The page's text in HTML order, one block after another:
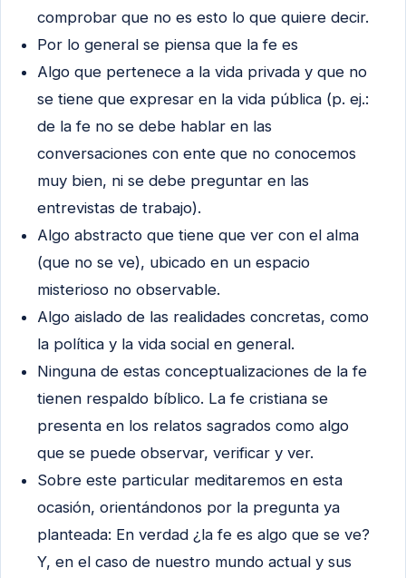
comprobar que no es esto lo que quiere decir.
Por lo general se piensa que la fe es
Algo que pertenece a la vida privada y que no
se tiene que expresar en la vida pública (p. ej.:
de la fe no se debe hablar en las
conversaciones con ente que no conocemos
muy bien, ni se debe preguntar en las
entrevistas de trabajo).
Algo abstracto que tiene que ver con el alma
(que no se ve), ubicado en un espacio
misterioso no observable.
Algo aislado de las realidades concretas, como
la política y la vida social en general.
Ninguna de estas conceptualizaciones de la fe
tienen respaldo bíblico. La fe cristiana se
presenta en los relatos sagrados como algo
que se puede observar, verificar y ver.
Sobre este particular meditaremos en esta
ocasión, orientándonos por la pregunta ya
planteada: En verdad ¿la fe es algo que se ve?
Y, en el caso de nuestro mundo actual y sus